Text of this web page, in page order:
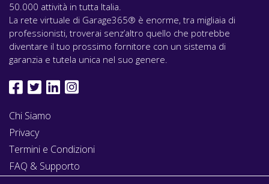
50.000 attività in tutta Italia.
La rete virtuale di Garage365® è enorme, tra migliaia di
professionisti, troverai senz’altro quello che potrebbe
diventare il tuo prossimo fornitore con un sistema di
garanzia e tutela unica nel suo genere.
Chi Siamo
Privacy
Termini e Condizioni
FAQ & Supporto